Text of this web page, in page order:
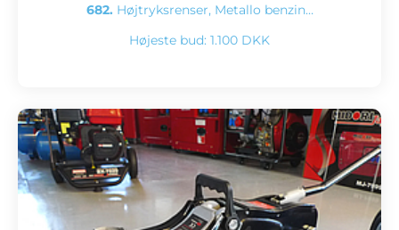
682. Højtryksrenser, Metallo benzin…
Højeste bud: 1.100 DKK